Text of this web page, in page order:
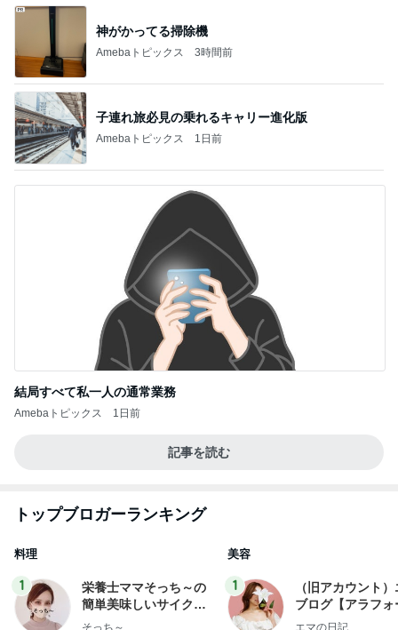
神がかってる掃除機
Amebaトピックス 3時間前
子連れ旅必見の乗れるキャリー進化版
Amebaトピックス 1日前
結局すべて私一人の通常業務
Amebaトピックス 1日前
記事を読む
トップブロガーランキング
料理
1
栄養士ママそっち～の
簡単美味しいサイクル
献立
そっち～
美容
1
（旧アカウント
ブログ【アラフォ
社売却セカンドラ
エマの日記